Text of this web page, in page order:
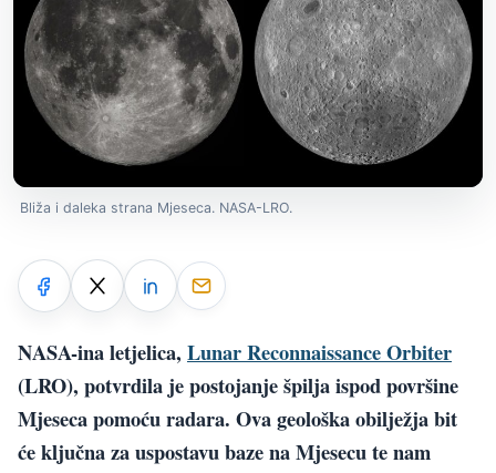
Bliža i daleka strana Mjeseca. NASA-LRO.
NASA-ina letjelica, Lunar Reconnaissance Orbiter
(LRO), potvrdila je postojanje špilja ispod površine
Mjeseca pomoću radara. Ova geološka obilježja bit
će ključna za uspostavu baze na Mjesecu te nam